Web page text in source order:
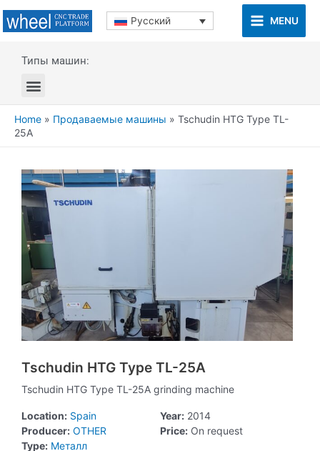
Русский MENU
Типы машин:
Home » Продаваемые машины » Tschudin HTG Type TL-
25A
Tschudin HTG Type TL-25A
Tschudin HTG Type TL-25A grinding machine
Location: Spain
Producer: OTHER
Type: Металл
Year: 2014
Price: On request